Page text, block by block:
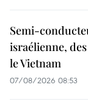
Semi-
israélienne,
le Vietnam
07/08/2026 08:53